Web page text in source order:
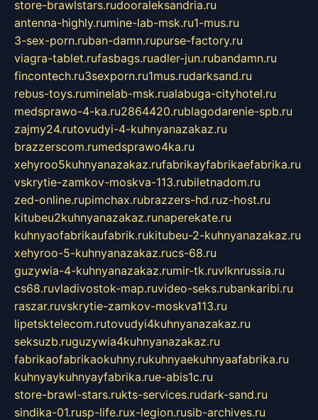
store-brawlstars.rudooraleksandria.ru
antenna-highly.rumine-lab-msk.ru1-mus.ru
3-sex-porn.ruban-damn.rupurse-factory.ru
viagra-tablet.rufasbags.ruadler-jun.rubandamn.ru
fincontech.ru3sexporn.ru1mus.rudarksand.ru
rebus-toys.ruminelab-msk.rualabuga-cityhotel.ru
medsprawo-4-ka.ru2864420.rublagodarenie-spb.ru
zajmy24.rutovudyi-4-kuhnyanazakaz.ru
brazzerscom.rumedsprawo4ka.ru
xehyroo5kuhnyanazakaz.rufabrikayfabrikaefabrika.ru
vskrytie-zamkov-moskva-113.rubiletnadom.ru
zed-online.rupimchax.rubrazzers-hd.ruz-host.ru
kitubeu2kuhnyanazakaz.runaperekate.ru
kuhnyaofabrikaufabrik.rukitubeu-2-kuhnyanazakaz.ru
xehyroo-5-kuhnyanazakaz.rucs-68.ru
guzywia-4-kuhnyanazakaz.rumir-tk.ruvlknrussia.ru
cs68.ruvladivostok-map.ruvideo-seks.rubankaribi.ru
raszar.ruvskrytie-zamkov-moskva113.ru
lipetsktelecom.rutovudyi4kuhnyanazakaz.ru
seksuzb.ruguzywia4kuhnyanazakaz.ru
fabrikaofabrikaokuhny.rukuhnyaekuhnyaafabrika.ru
kuhnyaykuhnyayfabrika.rue-abis1c.ru
store-brawl-stars.rukts-services.rudark-sand.ru
sindika-01.rusp-life.rux-legion.rusib-archives.ru